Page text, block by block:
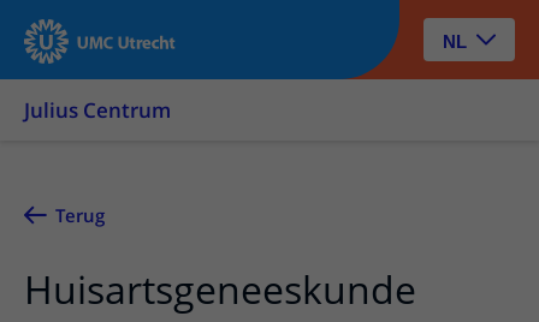
NL
Julius Centrum
Terug
Huisartsgeneeskunde